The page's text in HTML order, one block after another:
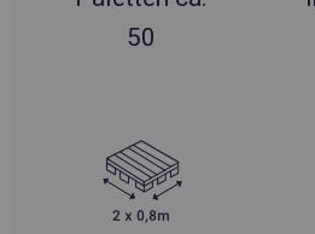
50